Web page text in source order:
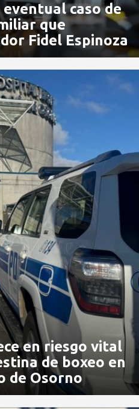
caso de
que
Fidel Espinoza
en riesgo vital
de boxeo en
de Osorno